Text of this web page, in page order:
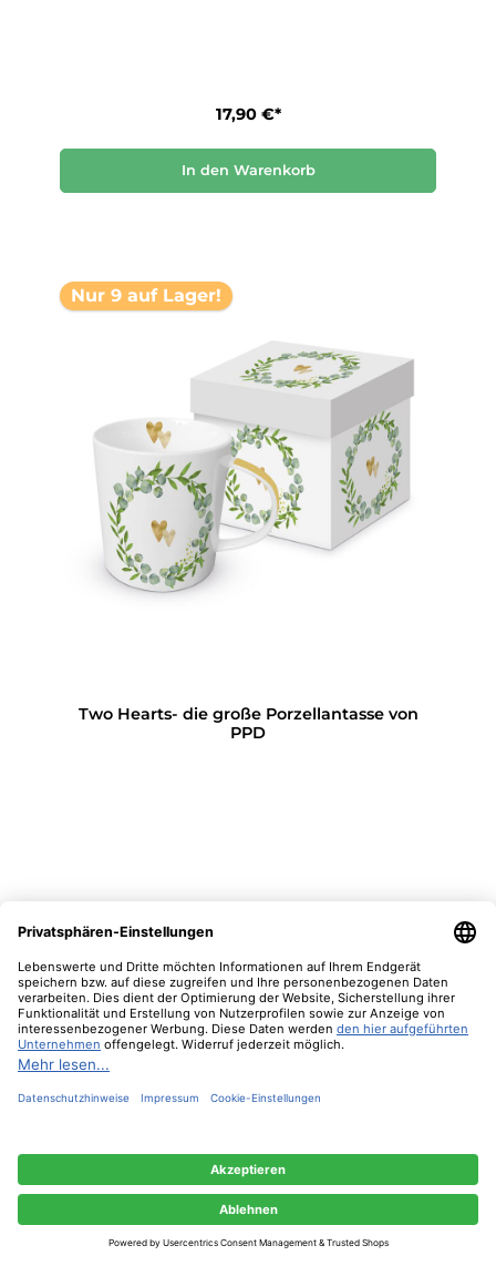
17,90 €*
In den Warenkorb
Nur 9 auf Lager!
Two Hearts- die große Porzellantasse von
PPD
In den Warenkorb
Nur 3 auf Lager!
können.Mehr Informationen ...
Nur technisch notwendige Konfigurieren